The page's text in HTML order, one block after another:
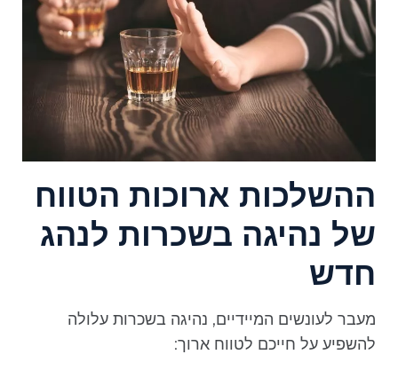
ההשלכות ארוכות הטווח
של נהיגה בשכרות לנהג
חדש
מעבר לעונשים המיידיים, נהיגה בשכרות עלולה
להשפיע על חייכם לטווח ארוך: